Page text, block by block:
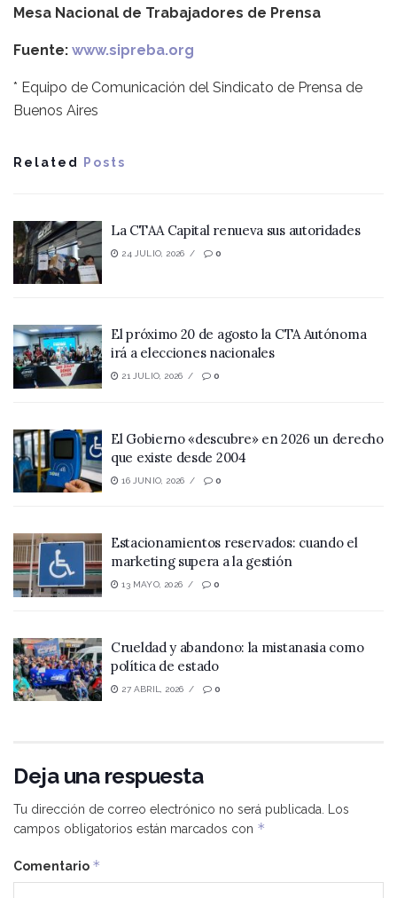
Mesa Nacional de Trabajadores de Prensa
Fuente: www.sipreba.org
* Equipo de Comunicación del Sindicato de Prensa de
Buenos Aires
Related Posts
La CTAA Capital renueva sus autoridades
24 JULIO, 2026 0
El próximo 20 de agosto la CTA Autónoma
irá a elecciones nacionales
21 JULIO, 2026 0
El Gobierno «descubre» en 2026 un derecho
que existe desde 2004
16 JUNIO, 2026 0
Estacionamientos reservados: cuando el
marketing supera a la gestión
13 MAYO, 2026 0
Crueldad y abandono: la mistanasia como
política de estado
27 ABRIL, 2026 0
Deja una respuesta
Tu dirección de correo electrónico no será publicada. Los
campos obligatorios están marcados con *
Comentario *